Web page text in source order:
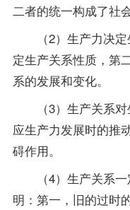
二者的统一构成了社
（2）生产力决定
定生产关系性质，第
系的发展和变化。
（3）生产关系对
应生产力发展时的推
碍作用。
（4）生产关系一
明：第一，旧的过时